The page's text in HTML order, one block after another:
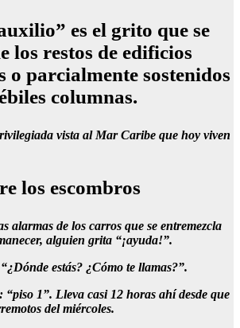
es el grito que se
los restos de edificios
o parcialmente sostenidos
columnas.
vista al Mar Caribe que hoy viven
los escombros
alarmas de los carros que se entremezcla
alguien grita “¡ayuda!”.
estás? ¿Cómo te llamas?”.
“piso 1”. Lleva casi 12 horas ahí desde que
del miércoles.